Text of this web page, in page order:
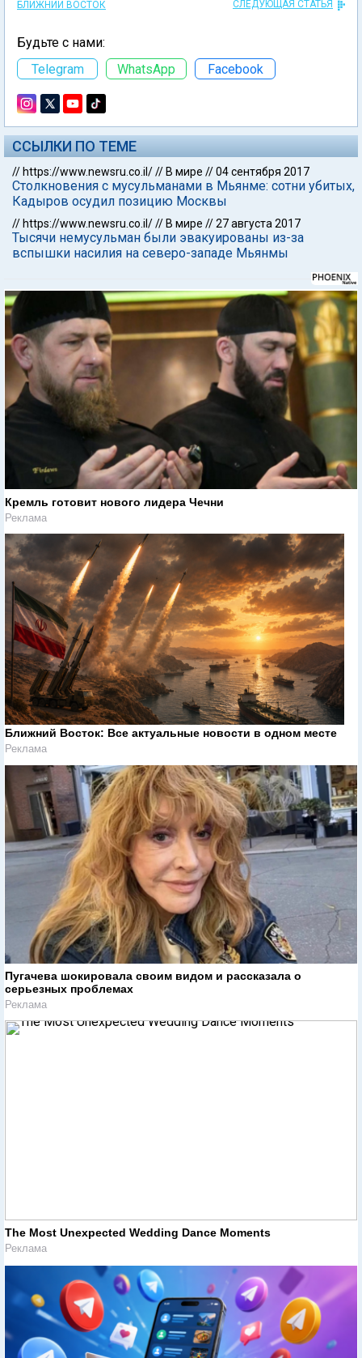
БЛИЖНИЙ ВОСТОК СЛЕДУЮЩАЯ СТАТЬЯ
Будьте с нами:
Telegram
WhatsApp Facebook
ССЫЛКИ ПО ТЕМЕ
// https://www.newsru.co.il/// В мире //04 сентября 2017
Столкновения с мусульманами в Мьянме: сотни убитых,
Кадыров осудил позицию Москвы
// https://www.newsru.co.il/// В мире //27 августа 2017
Тысячи немусульман были эвакуированы из-за
вспышки насилия на северо-западе Мьянмы
Кремль готовит нового лидера Чечни
Реклама
Ближний Восток: Все актуальные новости в одном месте
Реклама
Пугачева шокировала своим видом и рассказала о
серьезных проблемах
Реклама
The Most Unexpected Wedding Dance Moments
Реклама